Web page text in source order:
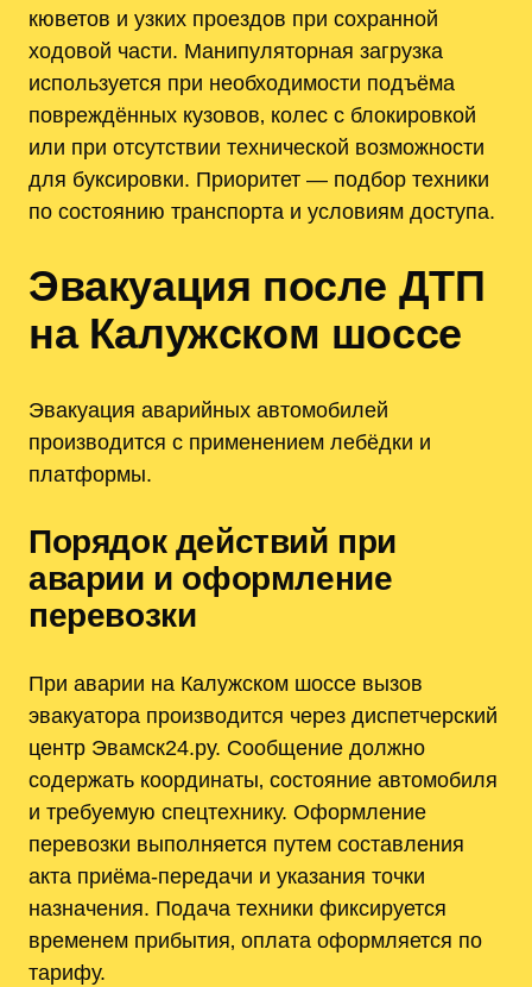
кюветов и узких проездов при сохранной
ходовой части. Манипуляторная загрузка
используется при необходимости подъёма
повреждённых кузовов‚ колес с блокировкой
или при отсутствии технической возможности
для буксировки. Приоритет — подбор техники
по состоянию транспорта и условиям доступа.
Эвакуация после ДТП
на Калужском шоссе
Эвакуация аварийных автомобилей
производится с применением лебёдки и
платформы.
Порядок действий при
аварии и оформление
перевозки
При аварии на Калужском шоссе вызов
эвакуатора производится через диспетчерский
центр Эвамск24.ру. Сообщение должно
содержать координаты‚ состояние автомобиля
и требуемую спецтехнику. Оформление
перевозки выполняется путем составления
акта приёма-передачи и указания точки
назначения. Подача техники фиксируется
временем прибытия‚ оплата оформляется по
тарифу.